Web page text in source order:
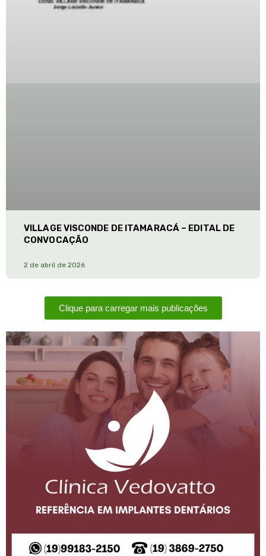
VILLAGE VISCONDE DE ITAMARACÁ – EDITAL DE
CONVOCAÇÃO
2 de abril de 2026
Clique para carregar mais publicações